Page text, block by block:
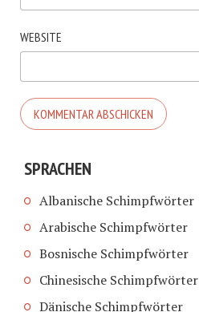
WEBSITE
SPRACHEN
Albanische Schimpfwörter
Arabische Schimpfwörter
Bosnische Schimpfwörter
Chinesische Schimpfwörter
Dänische Schimpfwörter